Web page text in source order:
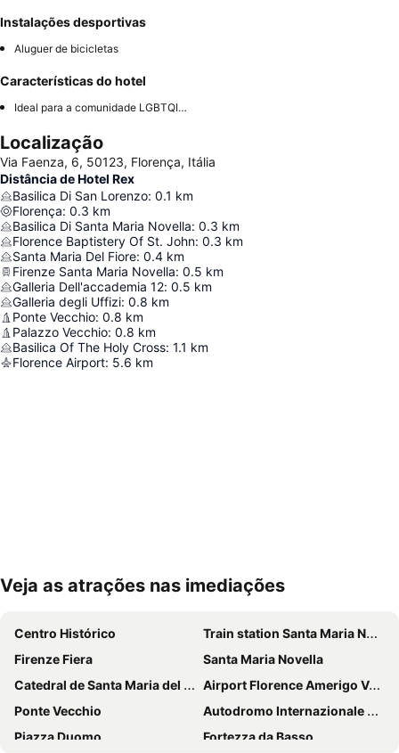
Instalações desportivas
Aluguer de bicicletas
Características do hotel
Ideal para a comunidade LGBTQIA+
Localização
Via Faenza, 6, 50123, Florença, Itália
Distância de Hotel Rex
Basilica Di San Lorenzo: 0.1 km
Florença: 0.3 km
Basilica Di Santa Maria Novella: 0.3 km
Florence Baptistery Of St. John: 0.3 km
Santa Maria Del Fiore: 0.4 km
Firenze Santa Maria Novella: 0.5 km
Galleria Dell'accademia 12: 0.5 km
Galleria degli Uffizi: 0.8 km
Ponte Vecchio: 0.8 km
Palazzo Vecchio: 0.8 km
Basilica Of The Holy Cross: 1.1 km
Florence Airport: 5.6 km
Ampliar mapa
Veja as atrações nas imediações
Centro Histórico
Train station Santa Maria Novella
Firenze Fiera
Santa Maria Novella
Catedral de Santa Maria del Fiore
Airport Florence Amerigo Vespucci
Ponte Vecchio
Autodromo Internazionale del Mugello
Piazza Duomo
Fortezza da Basso